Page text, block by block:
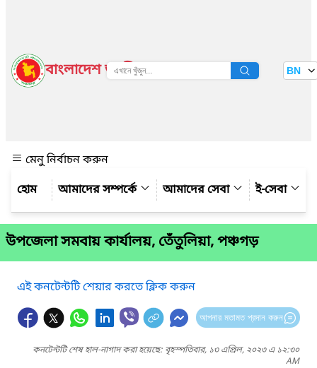
বাংলাদেশ জাতীয় তথ্য বাতায়ন BN
মেনু নির্বাচন করুন
আমাদের সম্পর্কে
আমাদের সেবা ই-সেবা
উপ‌জেলা সমবায় কার্যালয়, তেঁতুলিয়া, পঞ্চগড়
এই কনটেন্টটি শেয়ার করতে ক্লিক করুন
আপনার মতামত প্রদান করুন
কনটেন্টটি শেষ হাল-নাগাদ করা হয়েছে: বৃহস্পতিবার, ১৩ এপ্রিল, ২০২৩ এ ১২:৩০
AM